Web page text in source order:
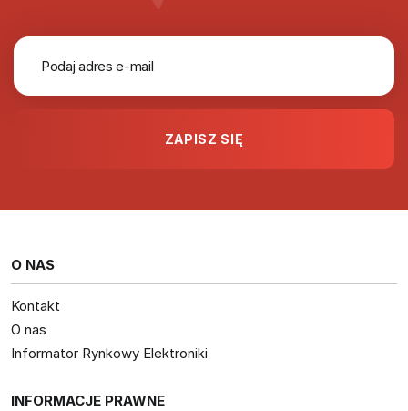
O NAS
Kontakt
O nas
Informator Rynkowy Elektroniki
INFORMACJE PRAWNE